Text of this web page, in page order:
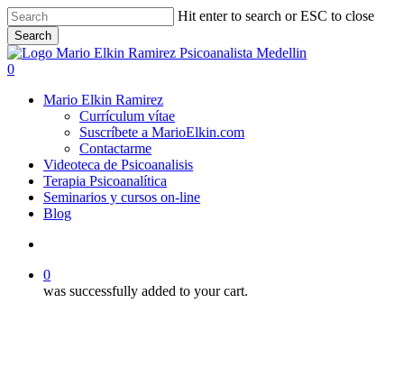
Skip
to
main
content
Hit enter to search or ESC to close
Search
Close
Search
search
0
Mario Elkin Ramirez
Currículum vítae
Suscríbete a MarioElkin.com
Contactarme
Videoteca de Psicoanalisis
Terapia Psicoanalítica
Seminarios y cursos on-line
Blog
0
was successfully added to your cart.